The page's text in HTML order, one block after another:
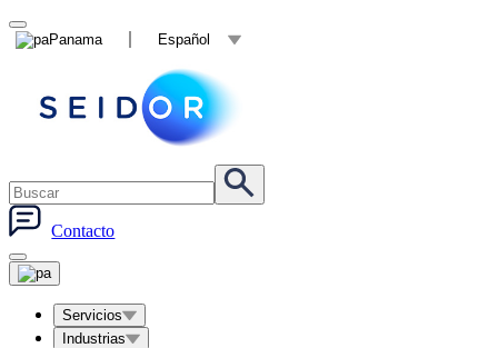
Panama Español
Contacto
Servicios
Industrias